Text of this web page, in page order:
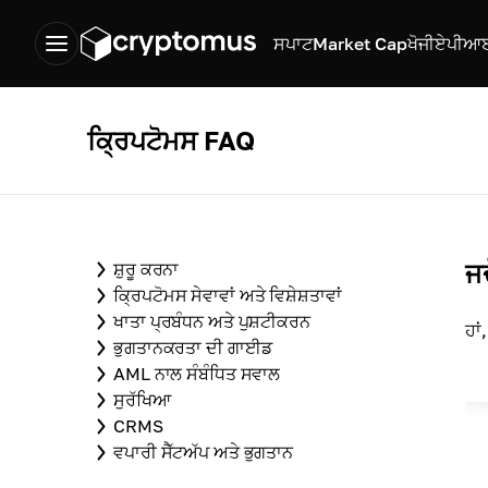
ਸਪਾਟMarket Capਖੋਜੀ
ਕ੍ਰਿਪਟੋਮਸ FAQ
ਸ਼ੁਰੂ ਕਰਨਾ
ਕ੍ਰਿਪਟੋਮਸ ਸੇਵਾਵਾਂ ਅਤੇ ਵਿਸ਼ੇਸ਼ਤਾਵਾਂ
ਖਾਤਾ ਪ੍ਰਬੰਧਨ ਅਤੇ ਪੁਸ਼ਟੀਕਰਨ
ਭੁਗਤਾਨਕਰਤਾ ਦੀ ਗਾਈਡ
AML ਨਾਲ ਸੰਬੰਧਿਤ ਸਵਾਲ
ਸੁਰੱਖਿਆ
CRMS
ਵਪਾਰੀ ਸੈੱਟਅੱਪ ਅਤੇ ਭੁਗਤਾਨ